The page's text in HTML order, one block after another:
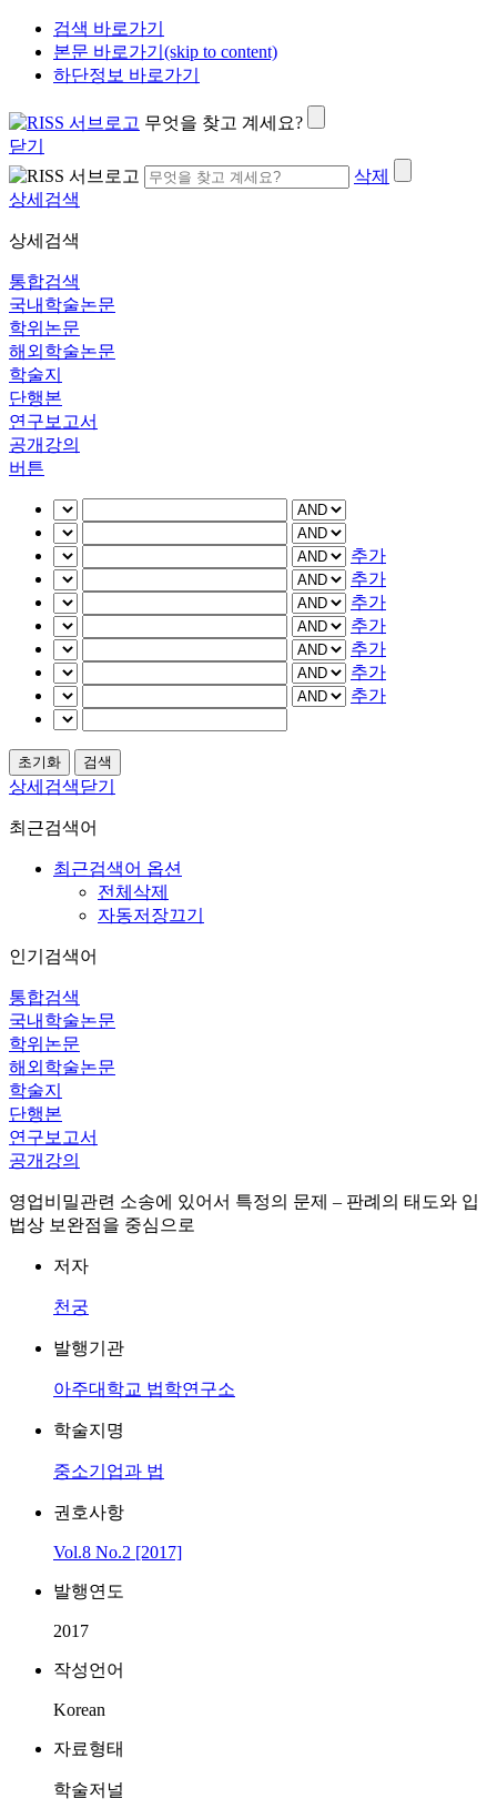
검색 바로가기
본문 바로가기(skip to content)
하단정보 바로가기
무엇을 찾고 계세요?
닫기
삭제
상세검색
상세검색
통합검색
국내학술논문
학위논문
해외학술논문
학술지
단행본
연구보고서
공개강의
버튼
추가
추가
추가
추가
추가
추가
추가
상세검색닫기
최근검색어
최근검색어 옵션
전체삭제
자동저장끄기
인기검색어
통합검색
국내학술논문
학위논문
해외학술논문
학술지
단행본
연구보고서
공개강의
영업비밀관련 소송에 있어서 특정의 문제 – 판례의 태도와 입
법상 보완점을 중심으로
저자
천궁
발행기관
아주대학교 법학연구소
학술지명
중소기업과 법
권호사항
Vol.8 No.2 [2017]
발행연도
2017
작성언어
Korean
자료형태
학술저널